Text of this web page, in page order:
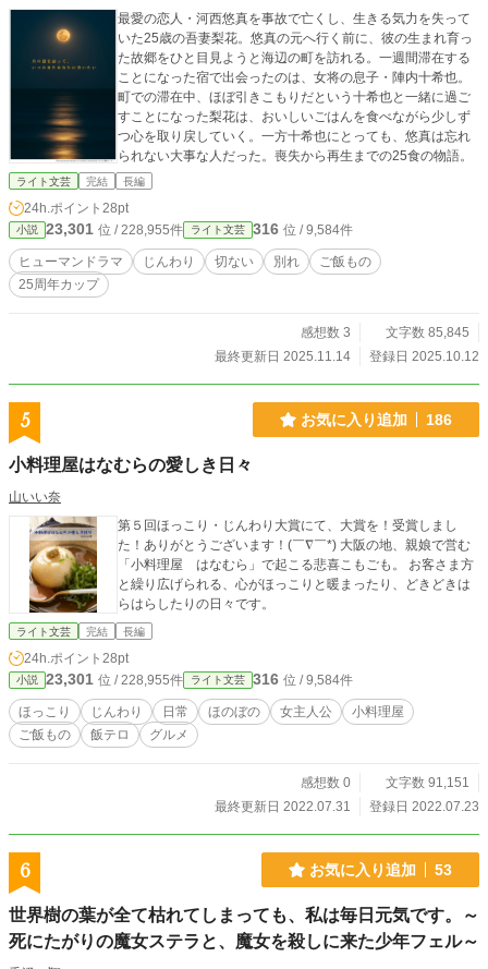
最愛の恋人・河西悠真を事故で亡くし、生きる気力を失って
いた25歳の吾妻梨花。悠真の元へ行く前に、彼の生まれ育っ
た故郷をひと目見ようと海辺の町を訪れる。一週間滞在する
ことになった宿で出会ったのは、女将の息子・陣内十希也。
町での滞在中、ほぼ引きこもりだという十希也と一緒に過ご
すことになった梨花は、おいしいごはんを食べながら少しず
つ心を取り戻していく。一方十希也にとっても、悠真は忘れ
られない大事な人だった。喪失から再生までの25食の物語。
ライト文芸 完結 長編
24h.ポイント 28pt
小説 23,301 位 / 228,955件 ライト文芸 316 位 / 9,584件
ヒューマンドラマ じんわり 切ない 別れ
ご飯もの
25周年カップ
感想数 3
文字数 85,845
最終更新日 2025.11.14
登録日 2025.10.12
5 お気に入り追加 186
小料理屋はなむらの愛しき日々
山いい奈
第５回ほっこり・じんわり大賞にて、大賞を！受賞しまし
た！ありがとうございます！(￣∇￣*) 大阪の地、親娘で営む
「小料理屋 はなむら」で起こる悲喜こもごも。 お客さま方
と繰り広げられる、心がほっこりと暖まったり、どきどきは
らはらしたりの日々です。
ライト文芸 完結 長編
24h.ポイント 28pt
小説 23,301 位 / 228,955件 ライト文芸 316 位 / 9,584件
ほっこり じんわり 日常 ほのぼの 女主人公
小料理屋
ご飯もの
飯テロ グルメ
感想数 0
文字数 91,151
最終更新日 2022.07.31
登録日 2022.07.23
6 お気に入り追加 53
世界樹の葉が全て枯れてしまっても、私は毎日元気です。～
死にたがりの魔女ステラと、魔女を殺しに来た少年フェル～